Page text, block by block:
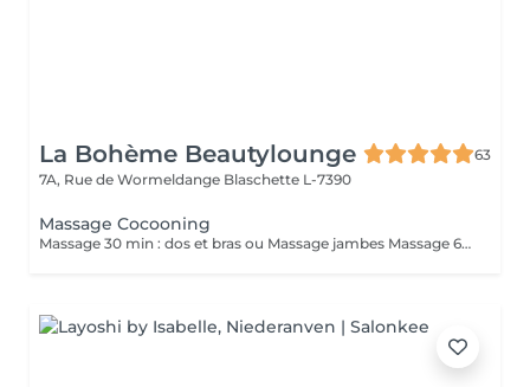
La Bohème Beautylounge
63
7A, Rue de Wormeldange Blaschette L-7390
Massage Cocooning
Massage 30 min : dos et bras ou Massage jambes Massage 60 min dos, bras, jambes *Durée incluant préparation du client et fin de séance ( 10/15 min)*